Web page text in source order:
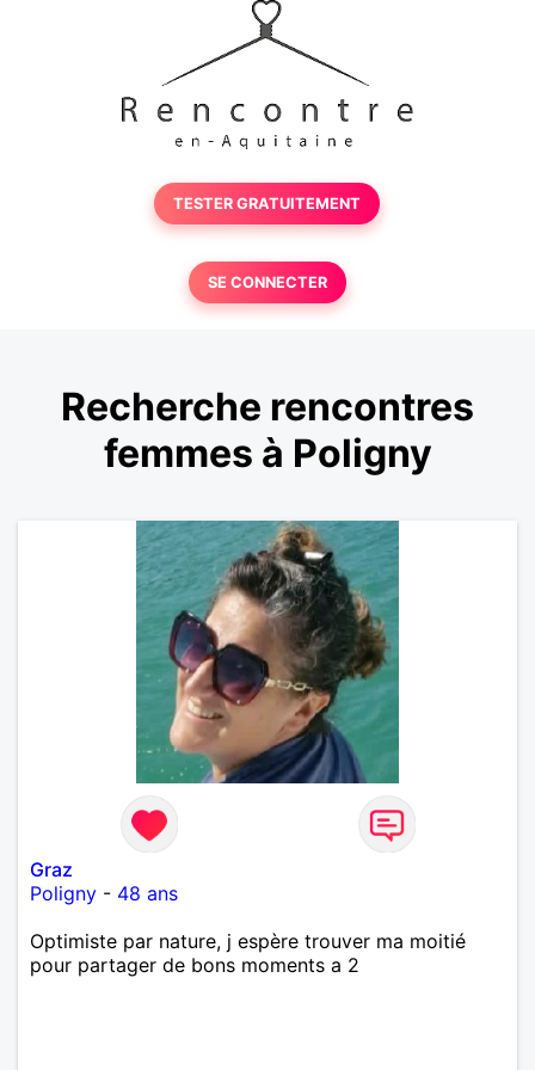
TESTER GRATUITEMENT
SE CONNECTER
Recherche rencontres
femmes à Poligny
Graz
Poligny - 48 ans
Optimiste par nature, j espère trouver ma moitié
pour partager de bons moments a 2